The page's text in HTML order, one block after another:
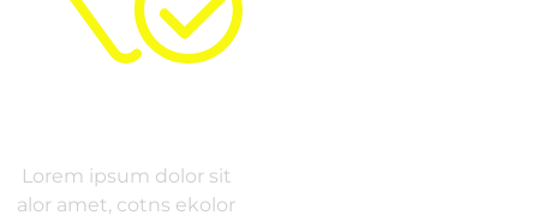
Lorem ipsum dolor sit
alor amet, cotns ekolor